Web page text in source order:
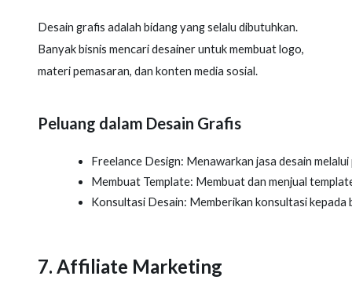
Desain grafis adalah bidang yang selalu dibutuhkan.
Banyak bisnis mencari desainer untuk membuat logo,
materi pemasaran, dan konten media sosial.
Peluang dalam Desain Grafis
Freelance Design: Menawarkan jasa desain
Membuat Template: Membuat dan menjual
Konsultasi Desain: Memberikan konsultasi kepada
7. Affiliate Marketing